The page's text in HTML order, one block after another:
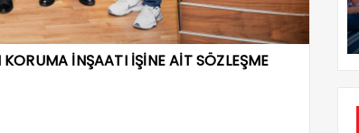
İNŞAATI İŞİNE AİT SÖZLEŞME